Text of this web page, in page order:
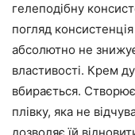
гелеподібну
погляд
абсолютно не
властивості. Крем
вбирається.
плівку, яка не